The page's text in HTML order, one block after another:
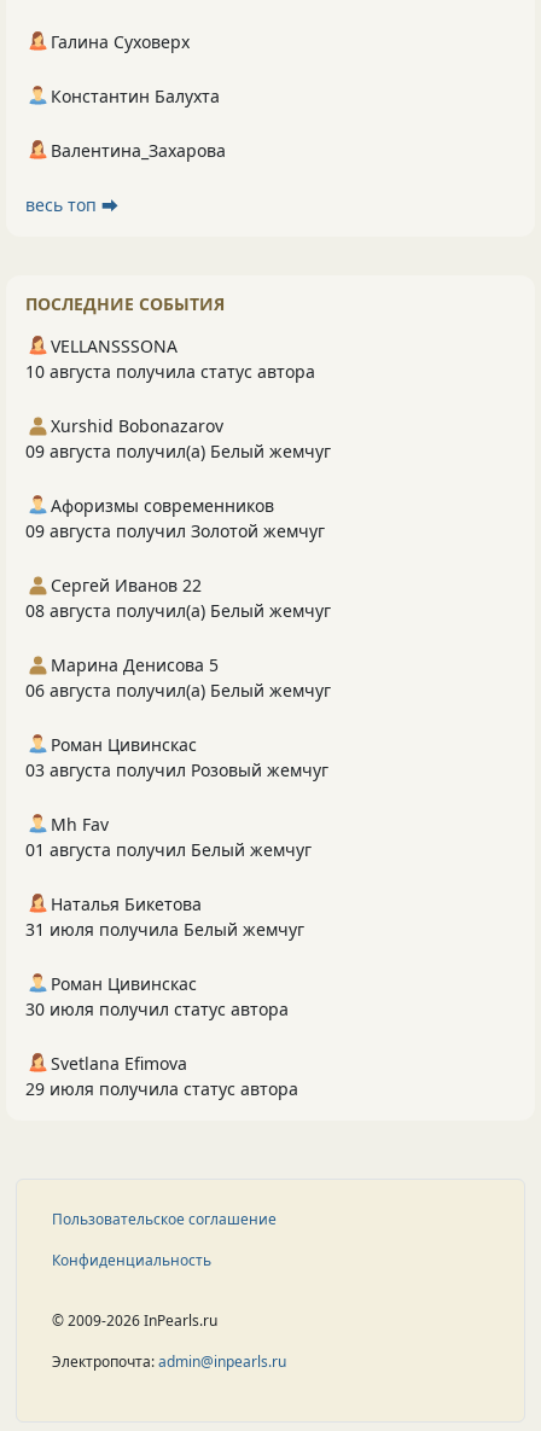
Галина Суховерх
Константин Балухта
Валентина_Захарова
весь топ ⮕
ПОСЛЕДНИЕ СОБЫТИЯ
VELLANSSSONA
10 августа получила статус автора
Xurshid Bobonazarov
09 августа получил(а) Белый жемчуг
Афоризмы современников
09 августа получил Золотой жемчуг
Сергей Иванов 22
08 августа получил(а) Белый жемчуг
Марина Денисова 5
06 августа получил(а) Белый жемчуг
Роман Цивинскас
03 августа получил Розовый жемчуг
Mh Fav
01 августа получил Белый жемчуг
Наталья Бикетова
31 июля получила Белый жемчуг
Роман Цивинскас
30 июля получил статус автора
Svetlana Efimova
29 июля получила статус автора
Пользовательское соглашение
Конфиденциальность
© 2009-2026 InPearls.ru
Электропочта:admin@inpearls.ru